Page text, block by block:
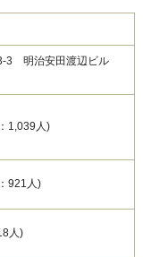
3 明治安田渡辺ビル
1,039人)
921人)
人)